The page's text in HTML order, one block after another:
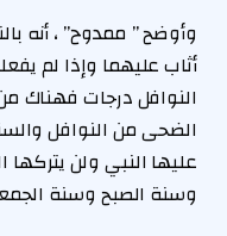
وأوضح ” ممدوح” ، أنه
أثاب عليهما وإذا لم
النوافل درجات فهناك
الضحى من النوافل
عليها النبي ولن
وسنة الصبح وسنة